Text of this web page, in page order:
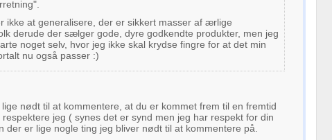
ikke at generalisere, der er sikkert masser af ærlige
derude der sælger gode, dyre godkendte produkter, men jeg
noget selv, hvor jeg ikke skal krydse fingre for at det min
nu også passer :)
nødt til at kommentere, at du er kommet frem til en fremtid
jeg ( synes det er synd men jeg har respekt for din
der er lige nogle ting jeg bliver nødt til at kommentere på.